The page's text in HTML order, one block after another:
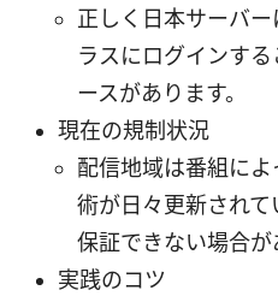
正しく日本サーバ
ラスにログインす
ースがあります。
現在の規制状況
配信地域は番組に
術が日々更新され
保証できない場合が
実践のコツ